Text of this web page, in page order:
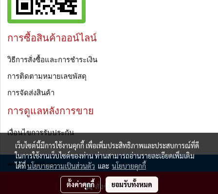
สั่งซื้อสินค้า
การซื้อสินค้าออน์ไลน์
วิธีการสั่งซื้อและการชำระเงิน
การติดตามหมายเลขพัสดุ
การจัดส่งสินค้า
การดูแลหลังการขาย
เงื่อนไขการรับประกัน
www.gen1688.com
ผู้เข้าชมวันนี้ 68
เว็บไซต์นี้มีการใช้งานคุกกี้ เพื่อเพิ่มประสิทธิภาพและประสบการณ์ที่ดี
ในการใช้งานเว็บไซต์ของท่าน ท่านสามารถอ่านรายละเอียดเพิ่มเติม
ได้ที่นโยบายความเป็นส่วนตัว และ นโยบายคุกกี้
ตั้งค่าคุกกี้ ยอมรับทั้งหมด